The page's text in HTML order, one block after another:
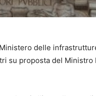
delle
su proposta del